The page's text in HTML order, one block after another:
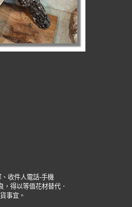
收件人電話-手機
得以等值花材替代．
事宜。